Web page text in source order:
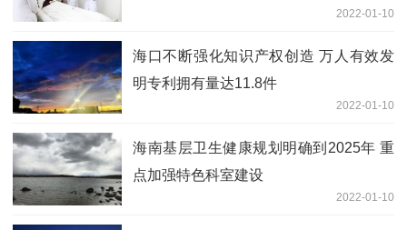
2022-01-10
海口不断强化知识产权创造 万人有效发
明专利拥有量达11.8件
2022-01-10
海南基层卫生健康规划明确到2025年 重
点加强特色科室建设
2022-01-10